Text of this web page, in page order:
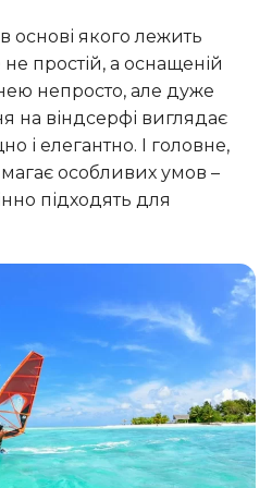
простій, а оснащеній
непросто, але дуже
на віндсерфі виглядає
і елегантно. І головне,
особливих умов –
підходять для